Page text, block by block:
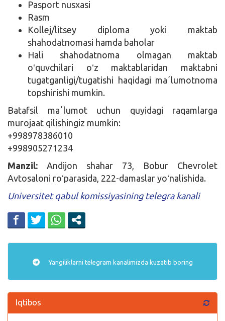
Pasport nusxasi
Rasm
Kollej/litsey diploma yoki maktab
shahodatnomasi hamda baholar
Hali shahodatnoma olmagan maktab
oʻquvchilari oʻz maktablaridan maktabni
tugatganligi/tugatishi haqidagi maʼlumotnoma
topshirishi mumkin.
Batafsil maʼlumot uchun quyidagi raqamlarga
murojaat qilishingiz mumkin:
+998978386010
+998905271234
Manzil: Andijon shahar 73, Bobur Chevrolet
Avtosaloni roʻparasida, 222-damaslar yoʻnalishida.
Universitet qabul komissiyasining telegra kanali
Yangiliklarni telegram kanalimizda kuzatib boring
Iqtibos